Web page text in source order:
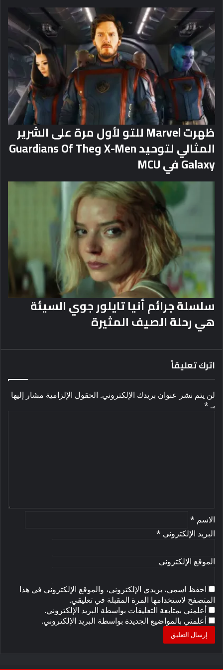
ظهرت Marvel للتو لأول مرة على الشرير
المثالي لتوحيد X-Men وGuardians Of The
Galaxy في MCU
سلسلة جرائم أنيا تايلور جوي السيئة
هي رحلة الصيف المثيرة
اترك تعليقاً
لن يتم نشر عنوان بريدك الإلكتروني. الحقول الإلزامية مشار إليها
بـ*
الاسم *
البريد الإلكتروني *
الموقع الإلكتروني
احفظ اسمي، بريدي الإلكتروني، والموقع الإلكتروني في هذا
المتصفح لاستخدامها المرة المقبلة في تعليقي.
أعلمني بمتابعة التعليقات بواسطة البريد الإلكتروني.
أعلمني بالمواضيع الجديدة بواسطة البريد الإلكتروني.